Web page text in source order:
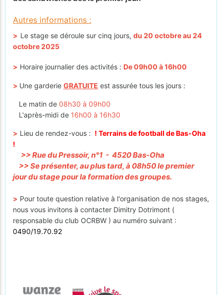
Autres informations :
> Le stage se déroule sur cinq jours, du 20 octobre au 24
octobre 2025
> Horaire journalier des activités : De 09h00 à 16h00
> Une garderie GRATUITE est assurée tous les jours :
Le matin de 08h30 à 09h00
L'après-midi de 16h00 à 16h30
> Lieu de rendez-vous : ! Terrains de football de Bas-Oha
!
>> Rue du Pressoir, n°1 - 4520 Bas-Oha
>> Se présenter, au plus tard, à 08h50 le premier
jour du stage pour la formation des groupes.
> Pour toute question relative à l'organisation de nos stages,
nous vous invitons à contacter Dimitry Dotrimont (
responsable du club OCRBW ) au numéro suivant :
0490/19.70.92